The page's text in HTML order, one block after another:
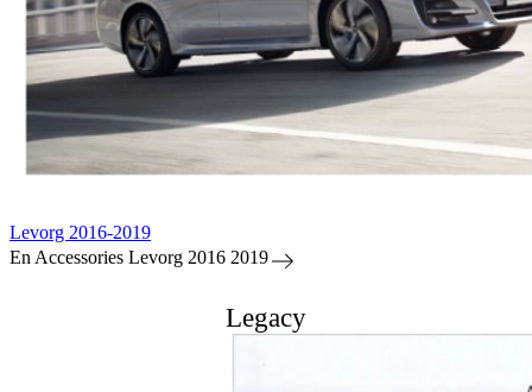
Levorg 2016-2019
En Accessories Levorg 2016 2019
Legacy